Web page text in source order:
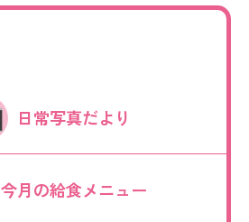
日常写真だより
今月の給食メニュー